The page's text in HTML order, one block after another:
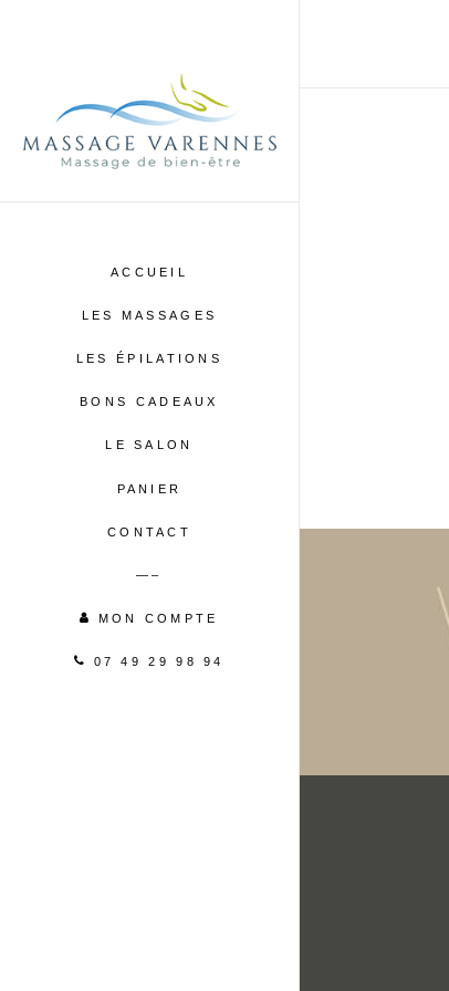
ACCUEIL
LES MASSAGES
LES ÉPILATIONS
BONS CADEAUX
LE SALON
PANIER
CONTACT
—–
MON COMPTE
07 49 29 98 94